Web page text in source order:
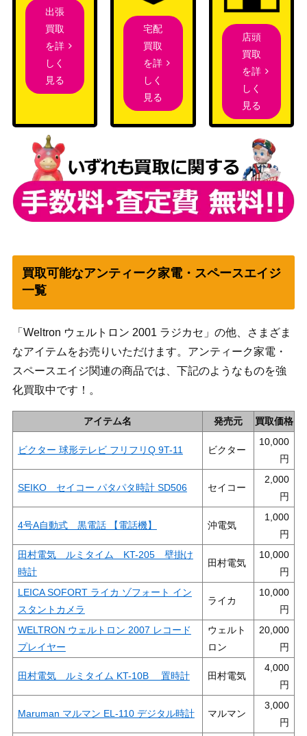
出張
買取
を詳
しく
見る
宅配
買取
を詳
しく
見る
店頭
買取
を詳
しく
見る
買取可能なアンティーク家電・スペースエイジ
一覧
「Weltron ウェルトロン 2001 ラジカセ」の他、さまざま
なアイテムをお売りいただけます。アンティーク家電・
スペースエイジ関連の商品では、下記のようなものを強
化買取中です！。
アイテム名 発売元 買取価格
ビクター 球形テレビ フリフリQ 9T-11 ビクター
10,000
SEIKO セイコー パタパタ時計 SD506 セイコー
2,000
4号A自動式 黒電話 【電話機】 沖電気
1,000
田村電気 ルミタイム KT-205 壁掛け
時計
田村電気
10,000
LEICA SOFORT ライカ ゾフォート イン
スタントカメラ
ライカ
10,000
WELTRON ウェルトロン 2007 レコード
プレイヤー
ウェルト
ロン
20,000
田村電気 ルミタイム KT-10B 置時計 田村電気
4,000
Maruman マルマン EL-110 デジタル時計 マルマン
3,000